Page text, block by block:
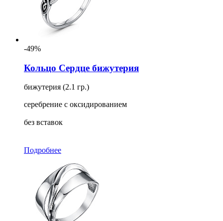
-49%
Кольцо Сердце бижутерия
бижутерия (2.1 гр.)
серебрение с оксидированием
без вставок
Подробнее